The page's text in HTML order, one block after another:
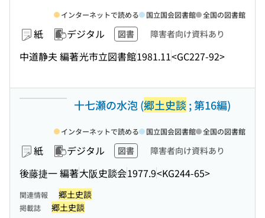
紙 デジタル 図書 障害者向け資料あり
中道静夫 編著光市立図書館1981.11<GC227-92>
インターネットで読める 国立国会図書館 全国の図書館
十七瀬の水泡 (郷土史談 ; 第16編)
紙 デジタル 図書 障害者向け資料あり
後藤捷一 編著大阪史談会1977.9<KG244-65>
インターネットで読める 国立国会図書館 全国の図書館
関連情報 郷土史談
掲載誌 郷土史談